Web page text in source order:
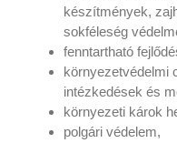
készítmények,
sokféleség
fenntartható
környezetvédelmi
intézkedések és
környezeti károk
polgári védelem,